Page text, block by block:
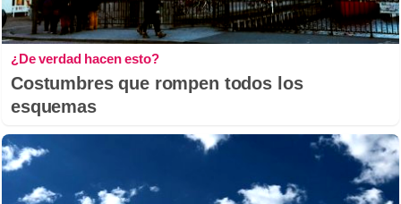
¿De verdad hacen esto?
Costumbres que rompen todos los
esquemas